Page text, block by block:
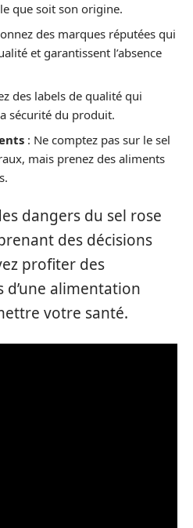
que soit son origine.
des marques réputées qui
et garantissent l’absence
des labels de qualité qui
sécurité du produit.
: Ne comptez pas sur le sel
mais prenez des aliments
dangers du sel rose
des décisions
profiter des
alimentation
votre santé.